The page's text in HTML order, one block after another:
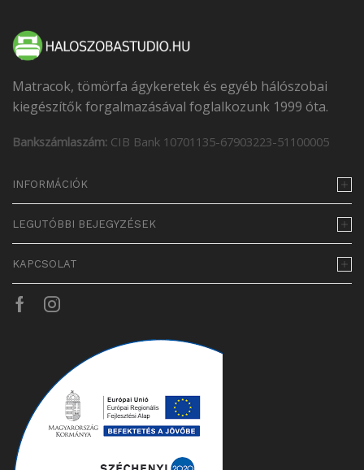
Matracok, tömörfa ágykeretek és egyéb hálószobai
kiegészítők forgalmazásával foglalkozunk 1999 óta.
Bankszámlaszám: CIB Bank 10701135-67903223-51100005
INFORMÁCIÓK
LEGUTÓBBI BEJEGYZÉSEK
KAPCSOLAT
FacebookInstagram